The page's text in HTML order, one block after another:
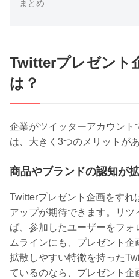
まとめ
Twitterプレゼント
は？
企業がツイッターアカウント
は、大きく3つのメリットがあ
商品やブランドの認知が
Twitterプレゼント企画をす
アップが期待できます。リ
ば、参加したユーザーをフォ
ムラインにも、プレゼント企
拡散しやすい特徴を持った
ているのなら、プレゼント企